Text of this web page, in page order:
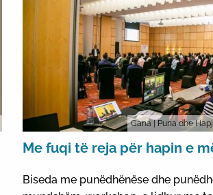
Gana| Puna dhe
Me fuqi të reja për hapin e
Biseda me punëdhënëse dhe